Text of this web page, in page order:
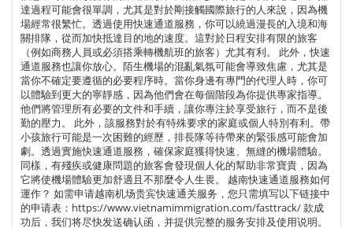
達過程可能會很單調，尤其是對於剛接觸國際旅行的人來說，因為機
場經常很繁忙。透過使用快速通道服務，你可以繞過漫長的入境和海
關排隊，從而加快抵達目的地的速度。這對於日程安排有限的旅客
（例如商務人員或必須搭乘轉機航班的旅客）尤其有利。 此外，快速
通道服務也讓你放心。陌生機場的混亂氣氛可能會導致焦慮，尤其是
當你不確定要遵循的必要程序時。當你身邊有專門的代理人時，你可
以體驗到更大的寧靜感，因為他們會在每個階段為你提供專家指導。
他們將管理所有必要的文件和手續，讓你專注於享受旅行，而不是後
勤的壓力。 此外，該服務對於有特殊要求的家庭或個人特別有利。帶
小孩旅行可能是一次困難的經歷，排長隊等待帶來的緊張感可能會加
劇。透過實施快速通道服務，確保家庭獲得快速、無縫的機場體驗。
同樣，有殘疾或健康問題的旅客會發現個人化的幫助非常寶貴，因為
它將使機場體驗更加舒適且不那麼令人生畏。 越南快速通道服務如何
運作？ 如需申请越南机场贵宾快速通关服务，您只需填写以下链接中
的申请表：https://www.vietnamimmigration.com/fasttrack/ 款成
功后，我们将尽快发送确认函，并提供完整的服务安排及使用说明。